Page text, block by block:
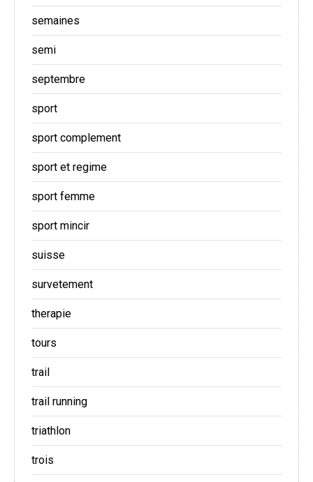
semaines
semi
septembre
sport
sport complement
sport et regime
sport femme
sport mincir
suisse
survetement
therapie
tours
trail
trail running
triathlon
trois